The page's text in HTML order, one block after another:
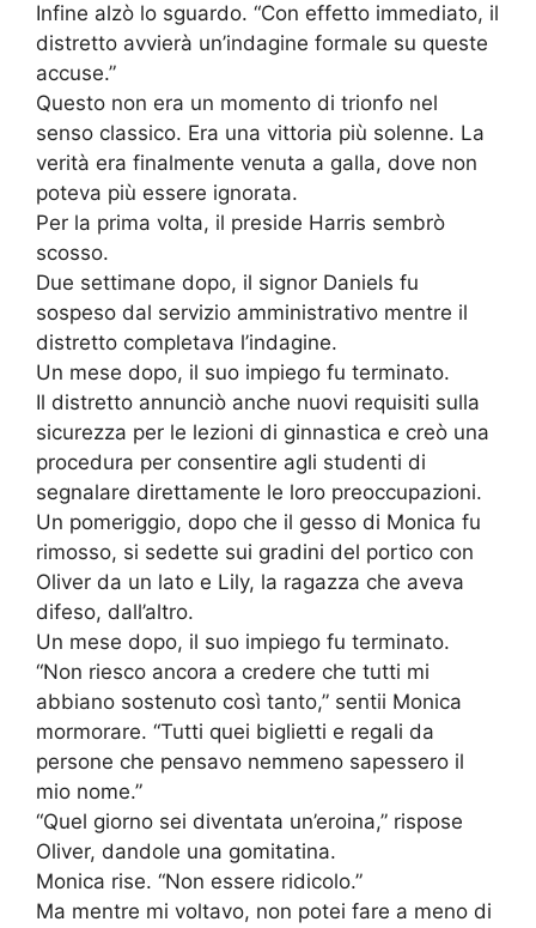
Infine alzò lo sguardo. “Con effetto immediato, il
distretto avvierà un’indagine formale su queste
accuse.”
Questo non era un momento di trionfo nel
senso classico. Era una vittoria più solenne. La
verità era finalmente venuta a galla, dove non
poteva più essere ignorata.
Per la prima volta, il preside Harris sembrò
scosso.
Due settimane dopo, il signor Daniels fu
sospeso dal servizio amministrativo mentre il
distretto completava l’indagine.
Un mese dopo, il suo impiego fu terminato.
Il distretto annunciò anche nuovi requisiti sulla
sicurezza per le lezioni di ginnastica e creò una
procedura per consentire agli studenti di
segnalare direttamente le loro preoccupazioni.
Un pomeriggio, dopo che il gesso di Monica fu
rimosso, si sedette sui gradini del portico con
Oliver da un lato e Lily, la ragazza che aveva
difeso, dall’altro.
Un mese dopo, il suo impiego fu terminato.
“Non riesco ancora a credere che tutti mi
abbiano sostenuto così tanto,” sentii Monica
mormorare. “Tutti quei biglietti e regali da
persone che pensavo nemmeno sapessero il
mio nome.”
“Quel giorno sei diventata un’eroina,” rispose
Oliver, dandole una gomitatina.
Monica rise. “Non essere ridicolo.”
Ma mentre mi voltavo, non potei fare a meno di